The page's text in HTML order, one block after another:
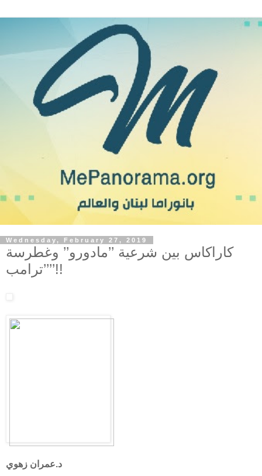
Wednesday, February 27, 2019
كاراكاس بين شرعية ’’مادورو’’ وغطرسة
’’ترامب’’!!
د.عمران زهوي